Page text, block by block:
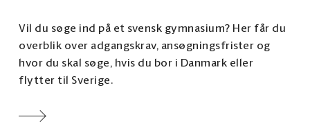
Vil du søge ind på et svensk gymnasium? Her får du
overblik over adgangskrav, ansøgningsfrister og
hvor du skal søge, hvis du bor i Danmark eller
flytter til Sverige.